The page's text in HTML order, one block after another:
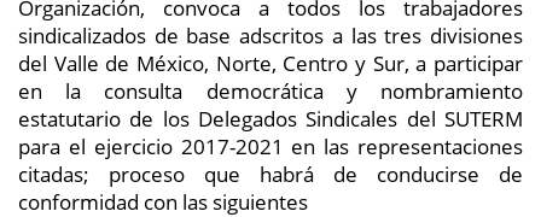
Organización, convoca a todos los trabajadores
sindicalizados de base adscritos a las tres divisiones
del Valle de México, Norte, Centro y Sur, a participar
en la consulta democrática y nombramiento
estatutario de los Delegados Sindicales del SUTERM
para el ejercicio 2017-2021 en las representaciones
citadas; proceso que habrá de conducirse de
conformidad con las siguientes